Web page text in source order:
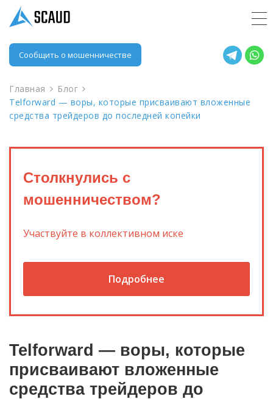
Сообщить о мошенничестве
Главная
Блог
Telforward — воры, которые присваивают вложенные
средства трейдеров до последней копейки
Столкнулись с
мошенничеством?
Участвуйте в коллективном иске
Подробнее
Telforward — воры, которые
присваивают вложенные
средства трейдеров до